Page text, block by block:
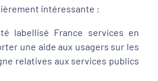
intéressante :
labellisé France services en
une aide aux usagers sur les
relatives aux services publics